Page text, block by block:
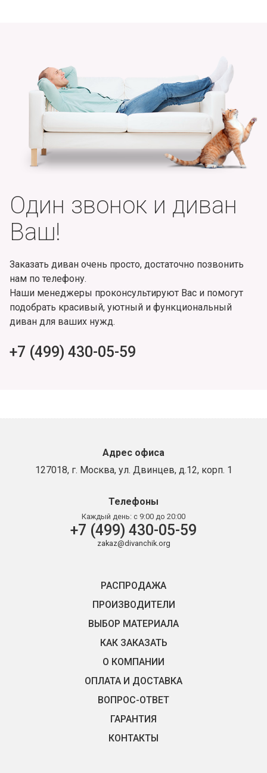
Один звонок и диван
Ваш!
Заказать диван очень просто, достаточно позвонить
нам по телефону.
Наши менеджеры проконсультируют Вас и помогут
подобрать красивый, уютный и функциональный
диван для ваших нужд.
+7 (499) 430-05-59
Адрес офиса
127018, г. Москва, ул. Двинцев, д.12, корп. 1
Телефоны
Каждый день: с 9:00 до 20:00
+7 (499) 430-05-59
zakaz@divanchik.org
РАСПРОДАЖА
ПРОИЗВОДИТЕЛИ
ВЫБОР МАТЕРИАЛА
КАК ЗАКАЗАТЬ
О КОМПАНИИ
ОПЛАТА И ДОСТАВКА
ВОПРОС-ОТВЕТ
ГАРАНТИЯ
КОНТАКТЫ